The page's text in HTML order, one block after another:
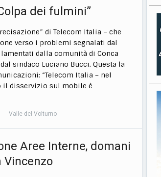
dei fulmini”
di Telecom Italia – che
verso i problemi segnalati dal
dalla comunità di Conca
sindaco Luciano Bucci. Questa la
“Telecom Italia – nel
il disservizio sul mobile è
— Valle del Volturno
Aree Interne, domani
Vincenzo